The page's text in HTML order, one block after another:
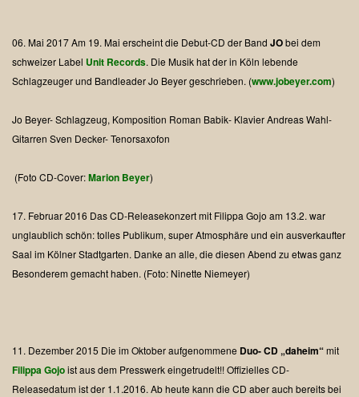
06. Mai 2017Am 19. Mai erscheint die Debut-CD der Band JObei dem
schweizer Label Unit Records. Die Musik hat der in Köln lebende
Schlagzeuger und Bandleader Jo Beyer geschrieben. (www.jobeyer.com)
Jo Beyer- Schlagzeug, Komposition Roman Babik- KlavierAndreas Wahl-
Gitarren Sven Decker- Tenorsaxofon
(Foto CD-Cover:Marion Beyer)
17. Februar 2016 Das CD-Releasekonzert mit Filippa Gojo am 13.2. war
unglaublich schön: tolles Publikum, super Atmosphäre und ein ausverkaufter
Saal im Kölner Stadtgarten. Danke an alle, die diesen Abend zu etwas ganz
Besonderem gemacht haben. (Foto: Ninette Niemeyer)
11. Dezember 2015 Die im Oktober aufgenommene Duo- CD „daheim“mit
Filippa Gojoist aus dem Presswerk eingetrudelt!!Offizielles CD-
Releasedatum ist der 1.1.2016. Ab heute kann die CD aber auch bereits bei